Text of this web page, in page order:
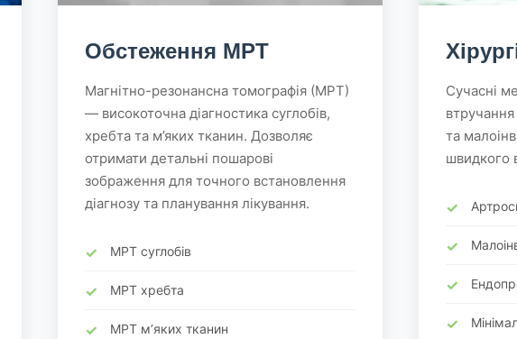
Обстеження МРТ
Магнітно-резонансна томографія (МРТ)
— високоточна діагностика суглобів,
хребта та м’яких тканин. Дозволяє
отримати детальні пошарові
зображення для точного встановлення
діагнозу та планування лікування.
МРТ суглобів
МРТ хребта
МРТ м’яких тканин
Сучасні
та
швидкого